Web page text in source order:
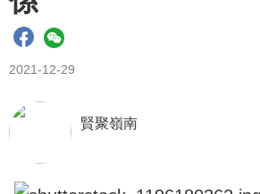
2021-12-29
賢聚嶺南